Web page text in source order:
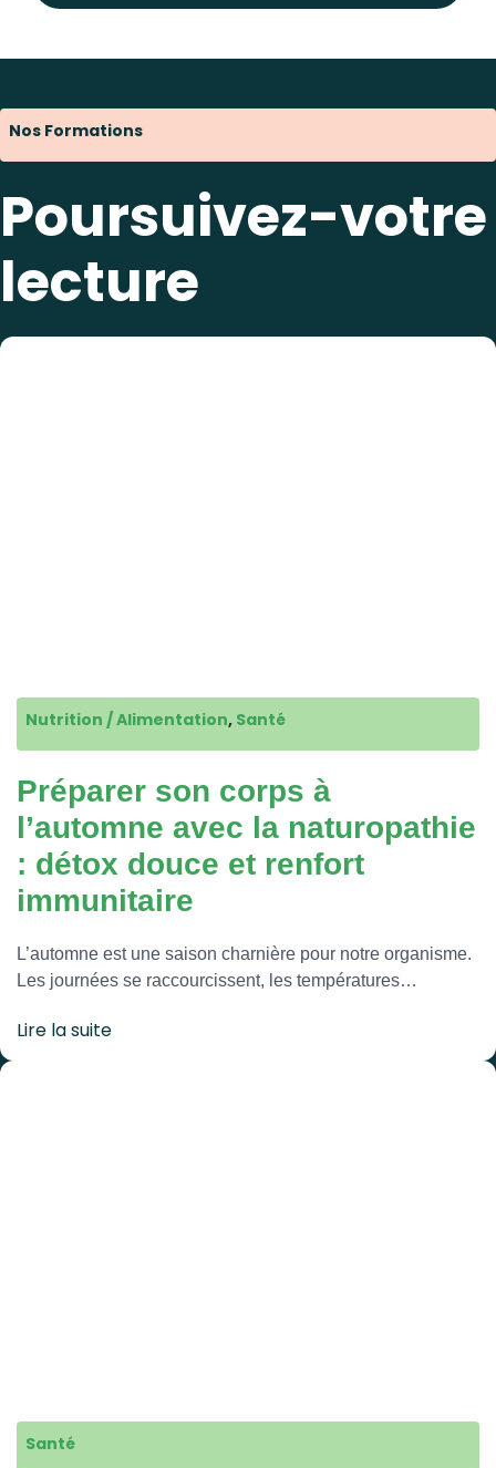
Nos Formations
Poursuivez-votre
lecture
Nutrition / Alimentation, Santé
Préparer son corps à
l’automne avec la naturopathie
: détox douce et renfort
immunitaire
L’automne est une saison charnière pour notre organisme.
Les journées se raccourcissent, les températures…
Lire la suite
Santé